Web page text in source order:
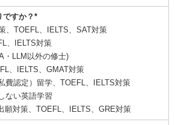
ですか？*
、TOEFL、IELTS、SAT対策
、IELTS対策
・LLM以外の修士)
、IELTS、GMAT対策
費認定）留学、TOEFL、IELTS対策
ない英語学習
願対策、TOEFL、IELTS、GRE対策